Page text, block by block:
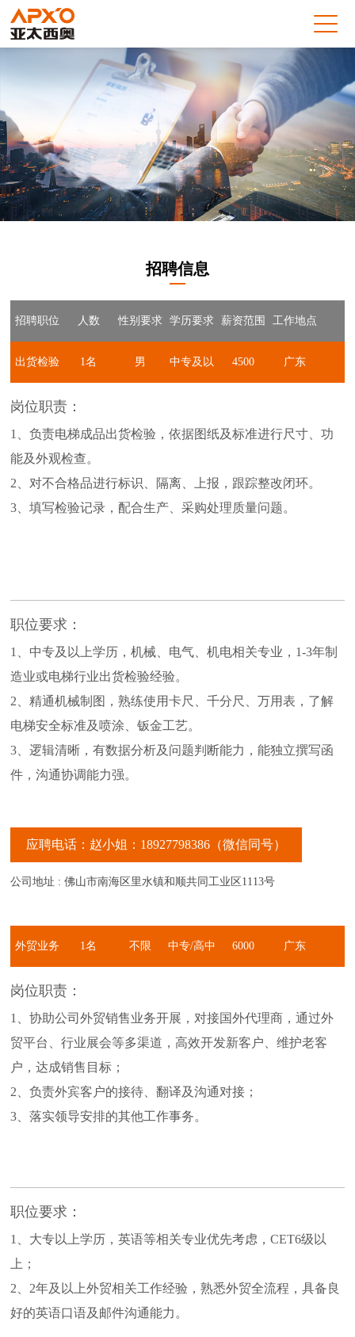
招聘信息
招聘职位 人数 性别要求 学历要求 薪资范围 工作地点
出货检验
员
1名 男 中专及以 4500 广东
岗位职责：
1、负责电梯成品出货检验，依据图纸及标准进行尺寸、功
能及外观检查。
2、对不合格品进行标识、隔离、上报，跟踪整改闭环。
3、填写检验记录，配合生产、采购处理质量问题。
职位要求：
1、中专及以上学历，机械、电气、机电相关专业，1-3年制
造业或电梯行业出货检验经验。
2、精通机械制图，熟练使用卡尺、千分尺、万用表，了解
电梯安全标准及喷涂、钣金工艺。
3、逻辑清晰，有数据分析及问题判断能力，能独立撰写函
件，沟通协调能力强。
应聘电话：赵小姐：18927798386（微信同号）
公司地址 : 佛山市南海区里水镇和顺共同工业区1113号
外贸业务
员
1名 不限 中专/高中
历
6000
元
广东
岗位职责：
1、协助公司外贸销售业务开展，对接国外代理商，通过外
贸平台、行业展会等多渠道，高效开发新客户、维护老客
户，达成销售目标；
2、负责外宾客户的接待、翻译及沟通对接；
3、落实领导安排的其他工作事务。
职位要求：
1、大专以上学历，英语等相关专业优先考虑，CET6级以
上；
2、2年及以上外贸相关工作经验，熟悉外贸全流程，具备良
好的英语口语及邮件沟通能力。